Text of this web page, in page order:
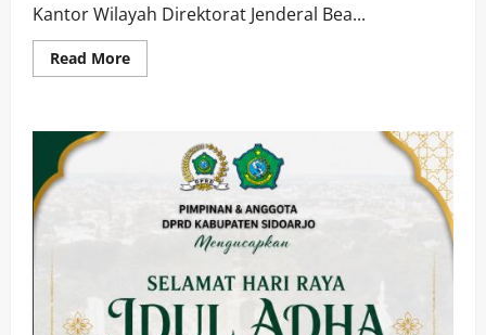
Kantor Wilayah Direktorat Jenderal Bea...
Read MoreRead
more
Rp11,4